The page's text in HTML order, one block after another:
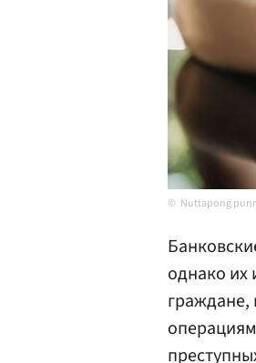
Nuttapong
однако их